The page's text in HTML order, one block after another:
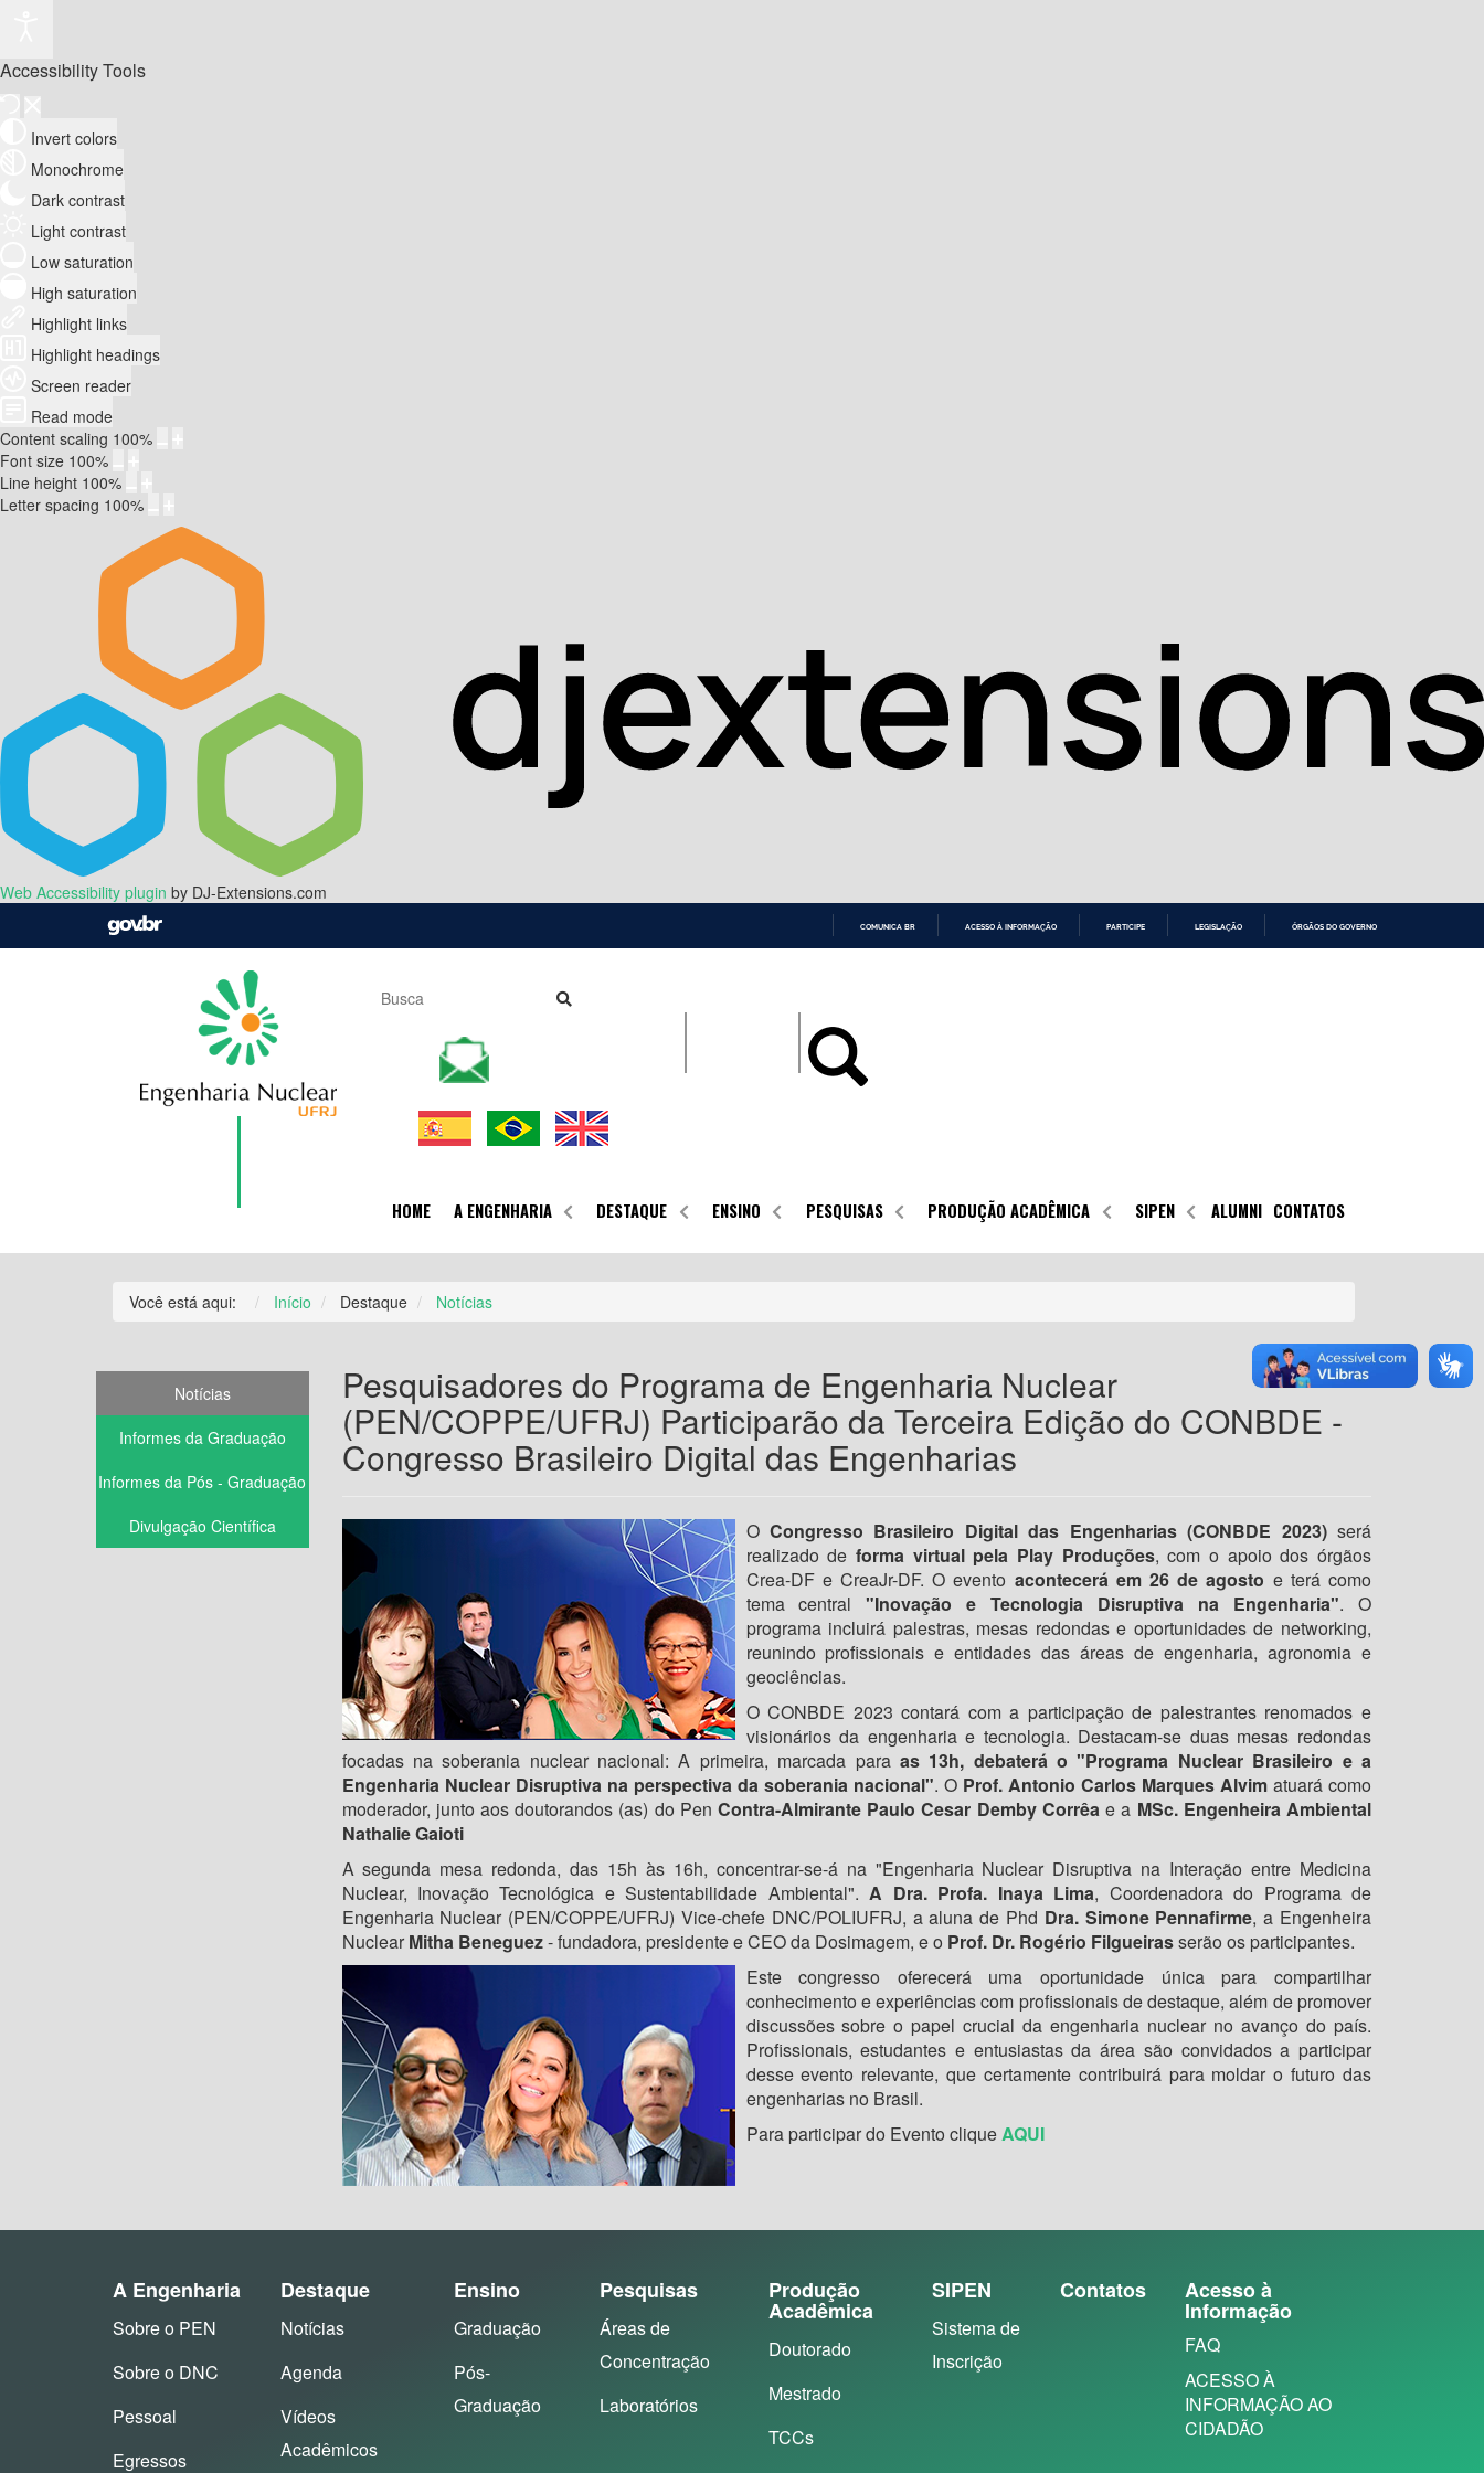
Accessibility Tools
Invert colors
Monochrome
Dark contrast
Light contrast
Low saturation
High saturation
Highlight links
Highlight headings
Screen reader
Read mode
Content scaling 100%
Font size 100%
Line height 100%
Letter spacing 100%
Web Accessibility plugin by DJ-Extensions.com
COMUNICA BR ACESSO À INFORMAÇÃO PARTICIPE LEGISLAÇÃO ÓRGÃOS DO GOVERNO
HOME A ENGENHARIA DESTAQUE ENSINO PESQUISAS PRODUÇÃO ACADÊMICA SIPEN ALUMNI CONTATOS
Você está aqui: Início Destaque Notícias
Notícias
Informes da Graduação
Informes da Pós - Graduação
Divulgação Científica
Pesquisadores do Programa de Engenharia Nuclear
(PEN/COPPE/UFRJ) Participarão da Terceira Edição do CONBDE -
Congresso Brasileiro Digital das Engenharias
O Congresso Brasileiro Digital das Engenharias (CONBDE 2023)será
realizado de forma virtual pela Play Produções, com o apoio dos órgãos
Crea-DF e CreaJr-DF. O evento acontecerá em 26 de agosto e terá como
tema central"Inovação e Tecnologia Disruptiva na Engenharia". O
programa incluirá palestras, mesas redondas e oportunidades de networking,
reunindo profissionais e entidades das áreas de engenharia, agronomia e
geociências.
O CONBDE 2023 contará com a participação de palestrantes renomados e
visionários da engenharia e tecnologia. Destacam-se duas mesas redondas
focadas na soberania nuclear nacional: A primeira, marcada para as 13h, debaterá o "Programa Nuclear Brasileiro e a
Engenharia Nuclear Disruptiva na perspectiva da soberania nacional". O Prof. Antonio Carlos Marques Alvimatuará como
moderador, junto aos doutorandos (as) do PenContra-Almirante Paulo Cesar Demby Corrêae a MSc. Engenheira Ambiental
Nathalie Gaioti
A segunda mesa redonda, das 15h às 16h, concentrar-se-á na "Engenharia Nuclear Disruptiva na Interação entre Medicina
Nuclear, Inovação Tecnológica e Sustentabilidade Ambiental".A Dra. Profa. Inaya Lima, Coordenadora do Programa de
Engenharia Nuclear (PEN/COPPE/UFRJ) Vice-chefe DNC/POLIUFRJ, a aluna de Phd Dra. Simone Pennafirme, a Engenheira
Nuclear Mitha Beneguez- fundadora, presidente e CEO da Dosimagem, e o Prof. Dr. Rogério Filgueirasserão os participantes.
Este congresso oferecerá uma oportunidade única para compartilhar
conhecimento e experiências com profissionais de destaque, além de promover
discussões sobre o papel crucial da engenharia nuclear no avanço do país.
Profissionais, estudantes e entusiastas da área são convidados a participar
desse evento relevante, que certamente contribuirá para moldar o futuro das
engenharias no Brasil.
Para participar do Evento cliqueAQUI
A Engenharia
Sobre o PEN
Sobre o DNC
Pessoal
Egressos
Destaque
Notícias
Agenda
Vídeos
Acadêmicos
Ensino
Graduação
Pós-
Graduação
Pesquisas
Áreas de
Concentração
Laboratórios
Produção
Acadêmica
Doutorado
Mestrado
TCCs
SIPEN
Sistema de
Inscrição
Contatos Acesso à
Informação
FAQ
ACESSO À
INFORMAÇÃO AO
CIDADÃO